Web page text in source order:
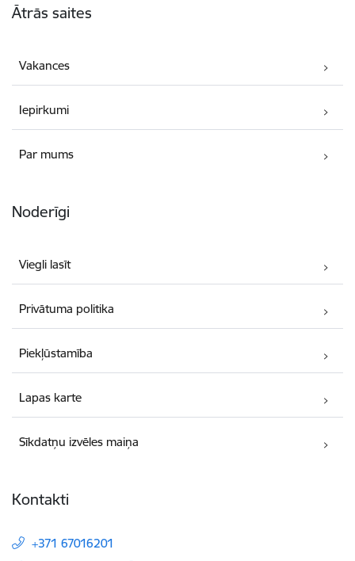
Ātrās saites
Vakances
Iepirkumi
Par mums
Noderīgi
Viegli lasīt
Privātuma politika
Piekļūstamība
Lapas karte
Sīkdatņu izvēles maiņa
Kontakti
+371 67016201